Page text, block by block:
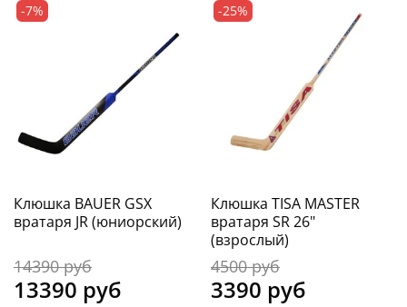
-7%
Клюшка BAUER GSX
вратаря JR (юниорский)
14390 руб
13390 руб
-25%
Клюшка TISA MASTER
вратаря SR 26"
(взрослый)
4500 руб
3390 руб